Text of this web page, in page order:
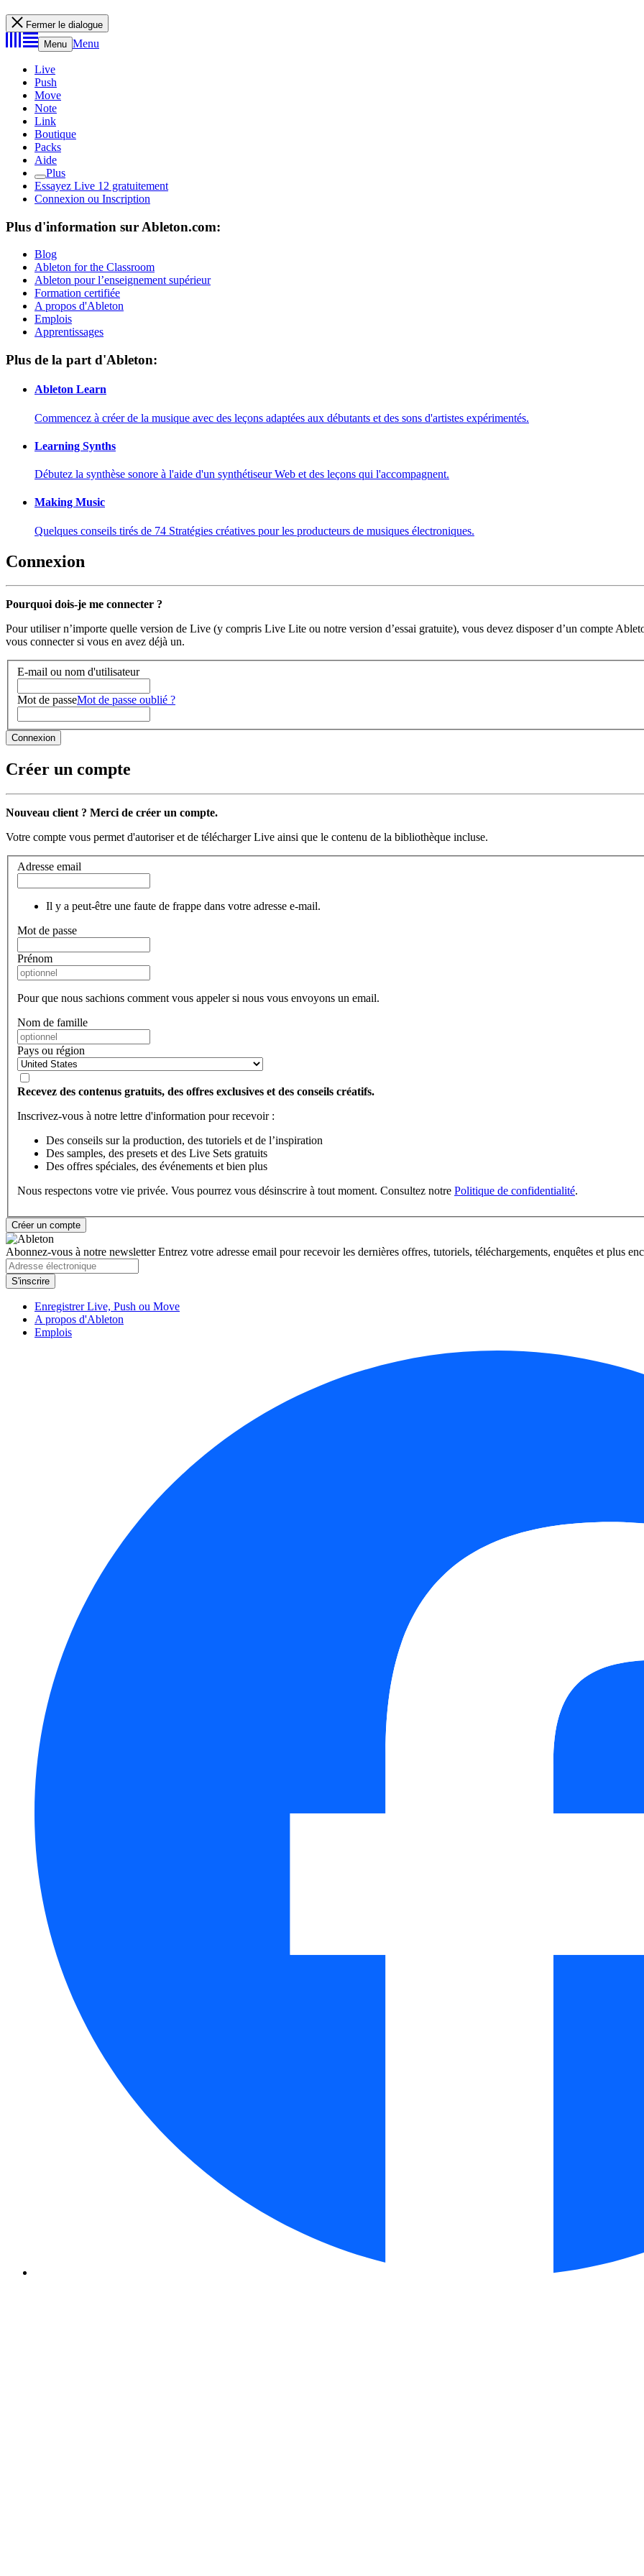
Fermer le dialogue
Menu Menu
Live
Push
Move
Note
Link
Boutique
Packs
Aide
Plus
Essayez Live 12 gratuitement
Connexion ou Inscription
Plus d'information sur Ableton.com:
Blog
Ableton for the Classroom
Ableton pour l’enseignement supérieur
Formation certifiée
A propos d'Ableton
Emplois
Apprentissages
Plus de la part d'Ableton:
Ableton Learn
Commencez à créer de la musique avec des leçons adaptées aux débutants et des sons d'artistes expérimentés.
Learning Synths
Débutez la synthèse sonore à l'aide d'un synthétiseur Web et des leçons qui l'accompagnent.
Making Music
Quelques conseils tirés de 74 Stratégies créatives pour les producteurs de musiques électroniques.
Connexion
Pourquoi dois-je me connecter ?
Pour utiliser n’importe quelle version de Live (y compris Live Lite ou notre version d’essai gratuite), vous devez disposer d’un compte
vous connecter si vous en avez déjà un.
E-mail ou nom d'utilisateur
Mot de passeMot de passe oublié ?
Créer un compte
Nouveau client ? Merci de créer un compte.
Votre compte vous permet d'autoriser et de télécharger Live ainsi que le contenu de la bibliothèque incluse.
Adresse email
Il y a peut-être une faute de frappe dans votre adresse e-mail.
Mot de passe
Prénom
Pour que nous sachions comment vous appeler si nous vous envoyons un email.
Nom de famille
Pays ou région
Recevez des contenus gratuits, des offres exclusives et des conseils créatifs.
Inscrivez-vous à notre lettre d'information pour recevoir :
Des conseils sur la production, des tutoriels et de l’inspiration
Des samples, des presets et des Live Sets gratuits
Des offres spéciales, des événements et bien plus
Nous respectons votre vie privée. Vous pourrez vous désinscrire à tout moment. Consultez notre Politique de confidentialité.
Abonnez-vous à notre newsletterEntrez votre adresse email pour recevoir les dernières offres, tutoriels, téléchargements, enquêtes et plus
Enregistrer Live, Push ou Move
A propos d'Ableton
Emplois